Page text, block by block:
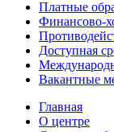
Платные
Финансово-
Доступная
Вакантные
Главная
О центре